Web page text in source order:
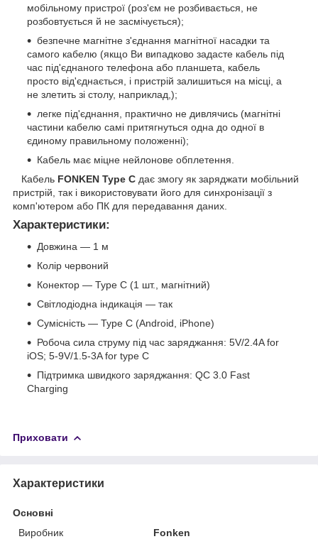
мобільному пристрої (роз'єм не розбивається, не
розбовтується й не засмічується);
безпечне магнітне з'єднання магнітної насадки та
самого кабелю (якщо Ви випадково задасте кабель під
час під'єднаного телефона або планшета, кабель
просто від'єднається, і пристрій залишиться на місці, а
не злетить зі столу, наприклад,);
легке під'єднання, практично не дивлячись (магнітні
частини кабелю самі притягнуться одна до одної в
єдиному правильному положенні);
Кабель має міцне нейлонове обплетення.
Кабель FONKEN Type C дає змогу як заряджати мобільний
пристрій, так і використовувати його для синхронізації з
комп'ютером або ПК для передавання даних.
Характеристики:
Довжина — 1 м
Колір червоний
Конектор — Type C (1 шт., магнітний)
Світлодіодна індикація — так
Сумісність — Type C (Android, iPhone)
Робоча сила струму під час заряджання: 5V/2.4A for
iOS; 5-9V/1.5-3A for type C
Підтримка швидкого заряджання: QC 3.0 Fast
Charging
Приховати
Характеристики
Основні
Виробник
Fonken